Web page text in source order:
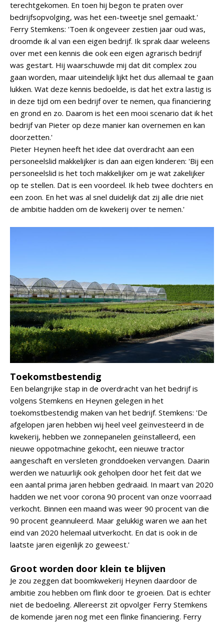
terechtgekomen. En toen hij begon te praten over
bedrijfsopvolging, was het een-tweetje snel gemaakt.'
Ferry Stemkens: 'Toen ik ongeveer zestien jaar oud was,
droomde ik al van een eigen bedrijf. Ik sprak daar weleens
over met een kennis die ook een eigen agrarisch bedrijf
was gestart. Hij waarschuwde mij dat dit complex zou
gaan worden, maar uiteindelijk lijkt het dus allemaal te gaan
lukken. Wat deze kennis bedoelde, is dat het extra lastig is
in deze tijd om een bedrijf over te nemen, qua financiering
en grond en zo. Daarom is het een mooi scenario dat ik het
bedrijf van Pieter op deze manier kan overnemen en kan
doorzetten.'
Pieter Heynen heeft het idee dat overdracht aan een
personeelslid makkelijker is dan aan eigen kinderen: 'Bij een
personeelslid is het toch makkelijker om je wat zakelijker
op te stellen. Dat is een voordeel. Ik heb twee dochters en
een zoon. En het was al snel duidelijk dat zij alle drie niet
de ambitie hadden om de kwekerij over te nemen.'
Toekomstbestendig
Een belangrijke stap in de overdracht van het bedrijf is
volgens Stemkens en Heynen gelegen in het
toekomstbestendig maken van het bedrijf. Stemkens: 'De
afgelopen jaren hebben wij heel veel geïnvesteerd in de
kwekerij, hebben we zonnepanelen geïnstalleerd, een
nieuwe oppotmachine gekocht, een nieuwe tractor
aangeschaft en versleten gronddoeken vervangen. Daarin
werden we natuurlijk ook geholpen door het feit dat we
een aantal prima jaren hebben gedraaid. In maart van 2020
hadden we net voor corona 90 procent van onze voorraad
verkocht. Binnen een maand was weer 90 procent van die
90 procent geannuleerd. Maar gelukkig waren we aan het
eind van 2020 helemaal uitverkocht. En dat is ook in de
laatste jaren eigenlijk zo geweest.'
Groot worden door klein te blijven
Je zou zeggen dat boomkwekerij Heynen daardoor de
ambitie zou hebben om flink door te groeien. Dat is echter
niet de bedoeling. Allereerst zit opvolger Ferry Stemkens
de komende jaren nog met een flinke financiering. Ferry